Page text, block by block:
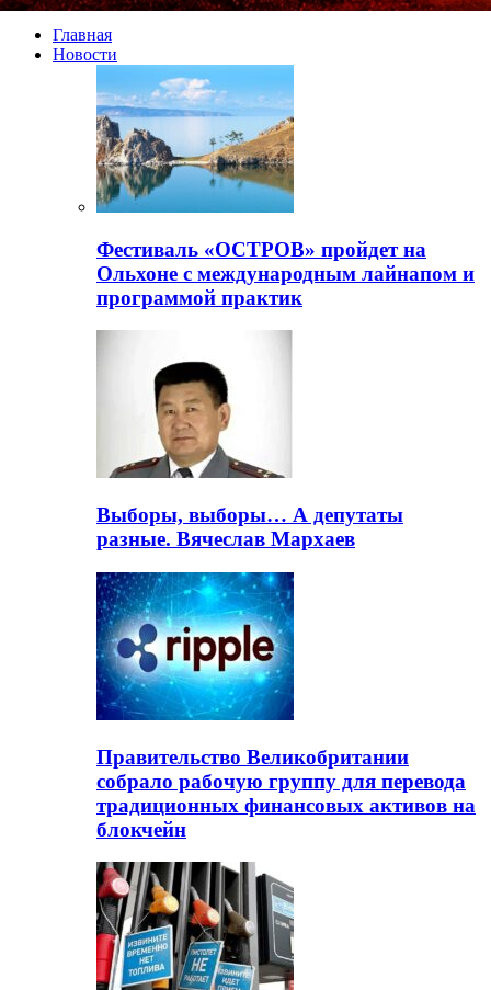
Главная
Новости
Фестиваль «ОСТРОВ» пройдет на
Ольхоне с международным лайнапом и
программой практик
Выборы, выборы… А депутаты
разные. Вячеслав Мархаев
Правительство Великобритании
собрало рабочую группу для перевода
традиционных финансовых активов на
блокчейн